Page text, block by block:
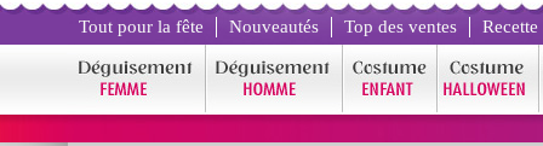
Tout pour la fête Nouveautés Top des ventes